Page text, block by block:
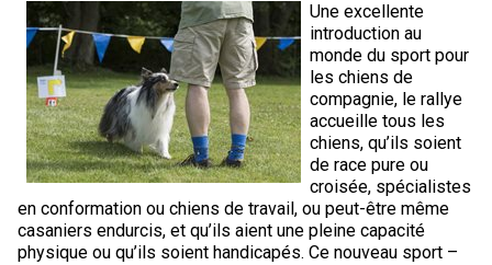
Une excellente
introduction au
monde du sport pour
les chiens de
compagnie, le rallye
accueille tous les
chiens, qu’ils soient
de race pure ou
croisée, spécialistes
en conformation ou chiens de travail, ou peut-être même
casaniers endurcis, et qu’ils aient une pleine capacité
physique ou qu’ils soient handicapés. Ce nouveau sport –